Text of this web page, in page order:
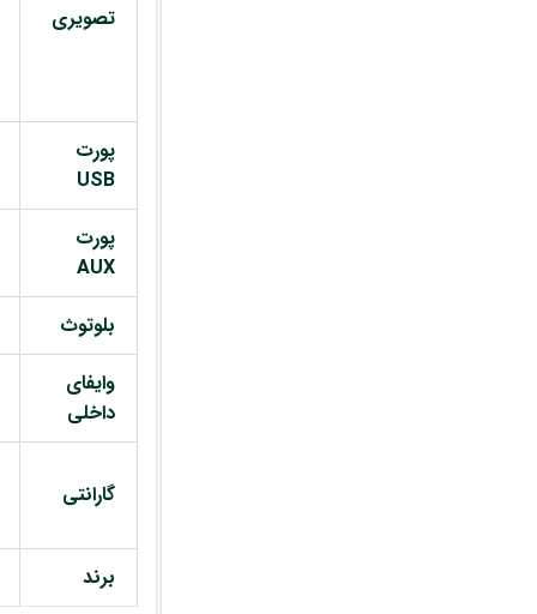
تصویری
پورت
USB
پورت
AUX
بلوتوث
وایفای
داخلی
گارانتی
برند